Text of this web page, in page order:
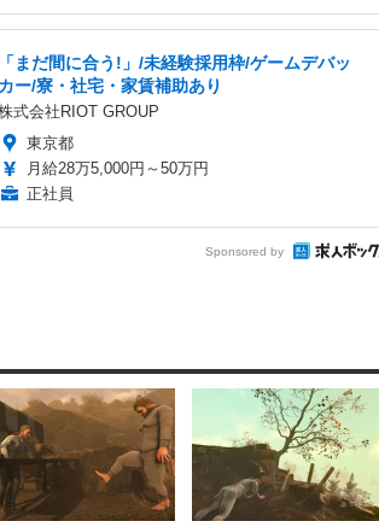
「まだ間に合う!」/未経験採用枠/ゲームデバッ
カー/寮・社宅・家賃補助あり
式会社RIOT GROUP
東京都
月給28万5,000円～50万円
正社員
Sponsored by